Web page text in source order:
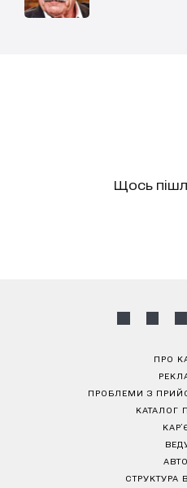
Щось
ПРО
ПРОБЛЕМИ З
КАТАЛОГ
СТРУКТУРА